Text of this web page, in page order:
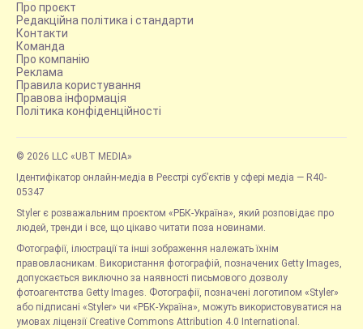
Про проєкт
Редакційна політика і стандарти
Контакти
Команда
Про компанію
Реклама
Правила користування
Правова інформація
Політика конфіденційності
© 2026 LLC «UBT MEDIA»
Ідентифікатор онлайн-медіа в Реєстрі суб’єктів у сфері медіа — R40-
05347
Styler є розважальним проєктом «РБК-Україна», який розповідає про
людей, тренди і все, що цікаво читати поза новинами.
Фотографії, ілюстрації та інші зображення належать їхнім
правовласникам. Використання фотографій, позначених Getty Images,
допускається виключно за наявності письмового дозволу
фотоагентства Getty Images. Фотографії, позначені логотипом «Styler»
або підписані «Styler» чи «РБК-Україна», можуть використовуватися на
умовах ліцензії Creative Commons Attribution 4.0 International.